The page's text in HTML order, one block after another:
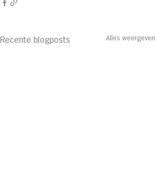
Recente blogposts Alles weergeven